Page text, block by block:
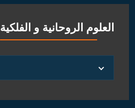
العلوم الروحانية و الفلكية
الروحانية
الفلكية